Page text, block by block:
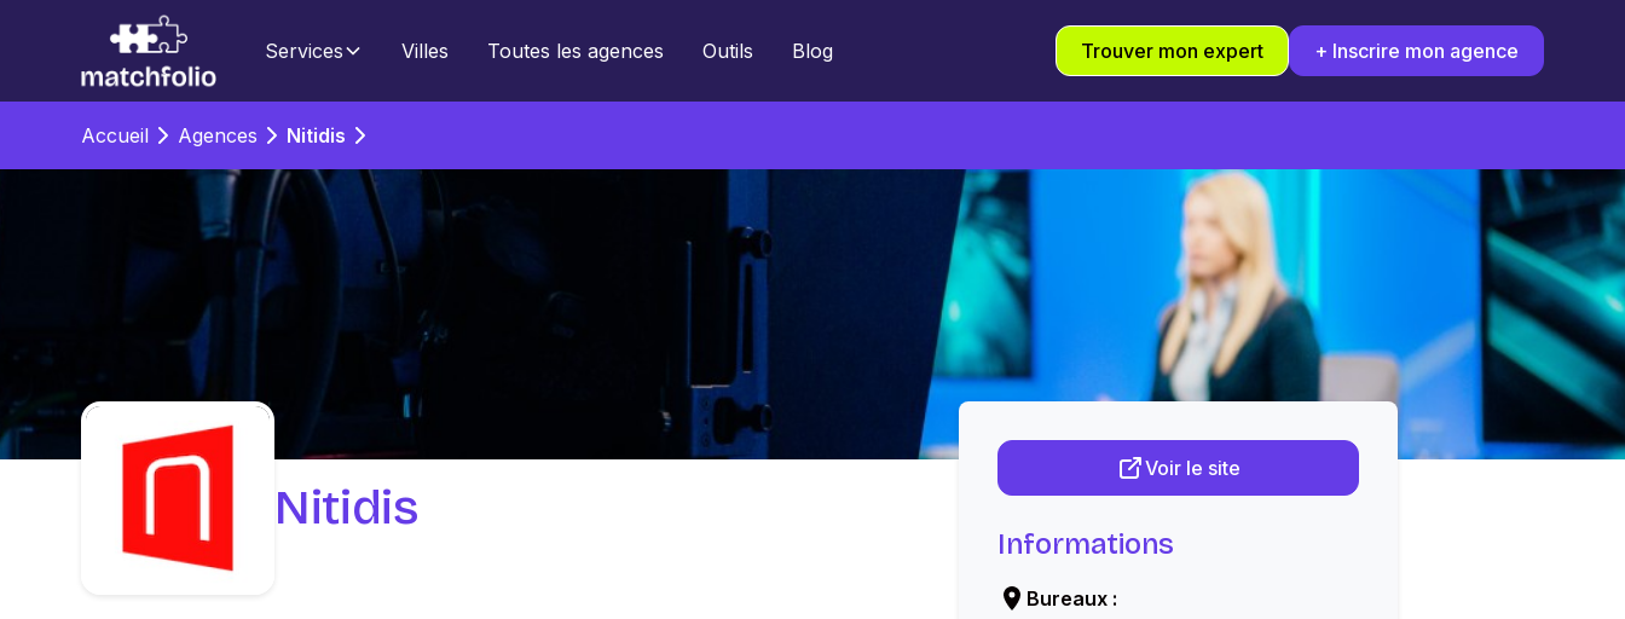
Services Villes Toutes les agences Outils Blog Trouver mon expert + Inscrire mon agence
Accueil Agences Nitidis
Nitidis
Voir le site
Informations
Bureaux :